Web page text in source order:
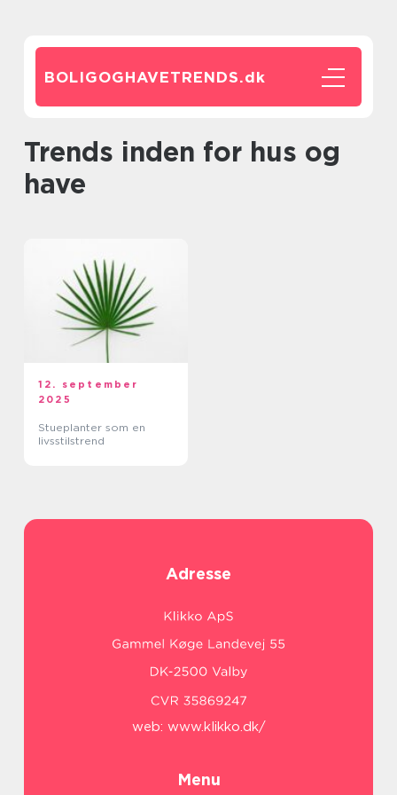
BOLIGOGHAVETRENDS.dk
Trends inden for hus og
have
12. september
2025
Stueplanter som en
livsstilstrend
Adresse
web: www.klikko.dk/
Menu